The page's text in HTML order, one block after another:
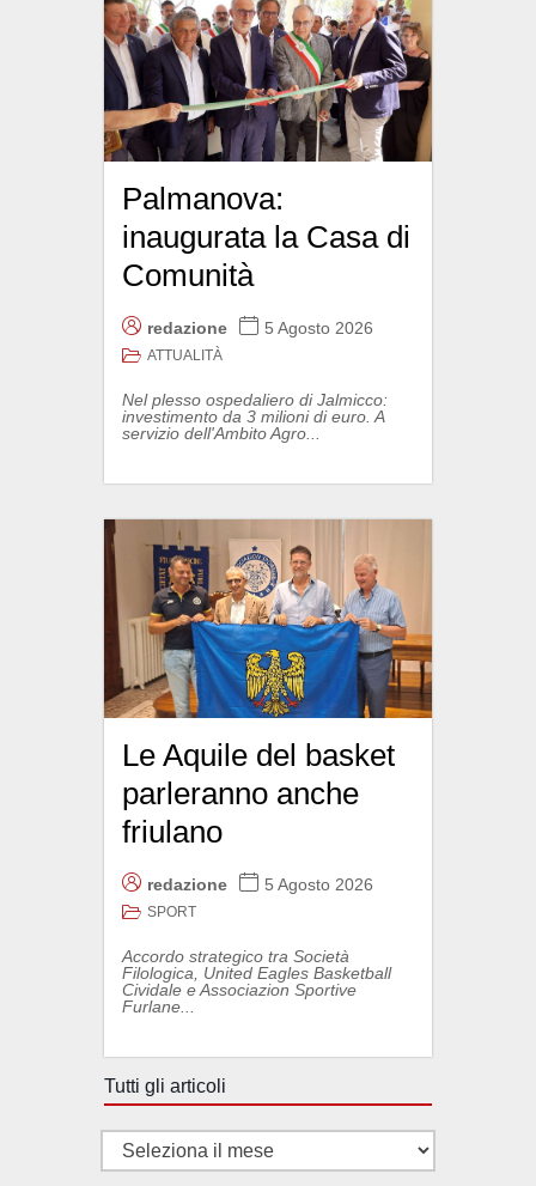
Palmanova:
inaugurata la Casa di
Comunità
redazione 5 Agosto 2026
ATTUALITÀ
Nel plesso ospedaliero di Jalmicco:
investimento da 3 milioni di euro. A
servizio dell'Ambito Agro...
Le Aquile del basket
parleranno anche
friulano
redazione 5 Agosto 2026
SPORT
Accordo strategico tra Società
Filologica, United Eagles Basketball
Cividale e Associazion Sportive
Furlane...
Tutti gli articoli
Tutti